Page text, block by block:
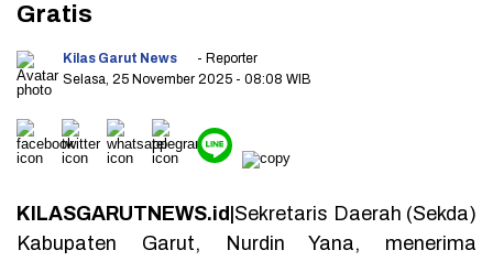
Gratis
Kilas Garut News
- Reporter
Selasa, 25 November 2025 - 08:08 WIB
KILASGARUTNEWS.id| Sekretaris Daerah (Sekda)
Kabupaten Garut, Nurdin Yana, menerima